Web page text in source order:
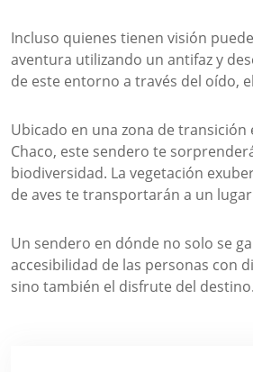
Incluso quienes tienen visión
aventura utilizando un antifaz y
de este entorno a través del oído,
Ubicado en una zona de transición
Chaco, este sendero te
biodiversidad. La vegetación
de aves te transportarán a un
Un sendero en dónde no solo se
accesibilidad de las personas con
sino también el disfrute del